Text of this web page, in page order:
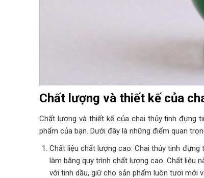
Chất lượng và thiết kế của
Chất lượng và thiết kế của chai thủy tinh đựng
phẩm của bạn. Dưới đây là những điểm quan
Chất liệu chất lượng cao: Chai thủy tinh
làm bằng quy trình chất lượng cao. Chất liệu
với tinh dầu, giữ cho sản phẩm luôn tươi mới